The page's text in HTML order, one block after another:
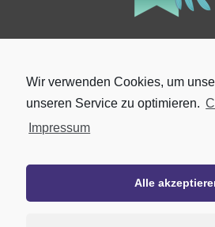
Wir verwenden Cookies, um
unseren Service zu optimieren.
Impressum
Alle